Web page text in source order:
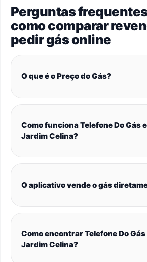
Perguntas
como comparar
pedir gás online
O que é o Preço do Gás?
Como funciona Telefone Do Gás
Jardim Celina?
O aplicativo vende o gás
Como encontrar Telefone Do Gás
Jardim Celina?